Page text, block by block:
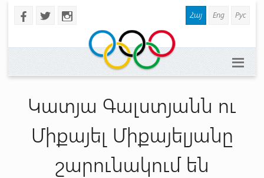
b a x Հայ Eng Рус
Կատյա Գալստյանն ու
Միքայել Միքայելյանը
շարունակում են